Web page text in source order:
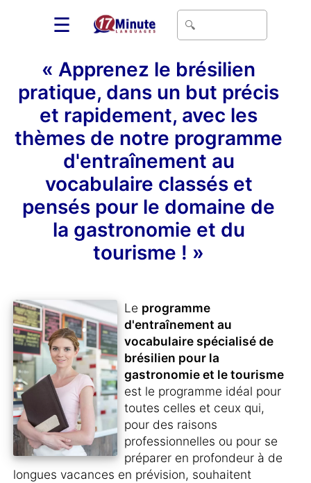
☰
« Apprenez le brésilien
pratique, dans un but précis
et rapidement, avec les
thèmes de notre programme
d'entraînement au
vocabulaire classés et
pensés pour le domaine de
la gastronomie et du
tourisme ! »
Le programme
d'entraînement au
vocabulaire spécialisé de
brésilien pour la
gastronomie et le tourisme
est le programme idéal pour
toutes celles et ceux qui,
pour des raisons
professionnelles ou pour se
préparer en profondeur à de
longues vacances en prévision, souhaitent